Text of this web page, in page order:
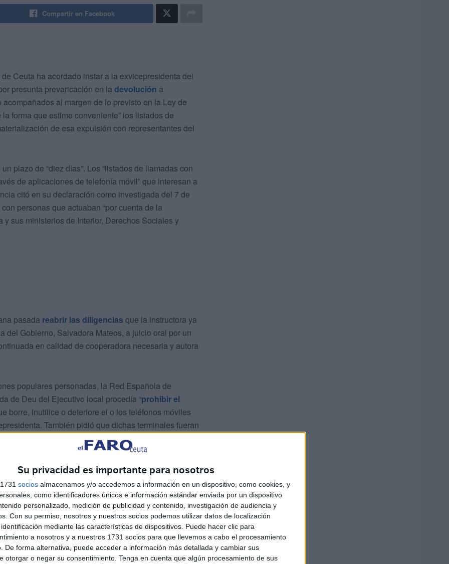
Su privacidad es importante para nosotros
socios almacenamos y/o accedemos a información en un dispositivo, como cookies, y
como identificadores únicos e información estándar enviada por un dispositivo
personalizado, medición de publicidad y contenido, investigación de audiencia y
Con su permiso, nosotros y nuestros socios podemos utilizar datos de localización
mediante las características de dispositivos. Puede hacer clic para
a nosotros y a nuestros 1731 socios para que llevemos a cabo el procesamiento
De forma alternativa, puede acceder a información más detallada y cambiar sus
otorgar o negar su consentimiento. Tenga en cuenta que algún procesamiento de sus
Compartir en Facebook
de Ceuta ha acordado instar a la exvicepresidenta del
presunta prevaricación en la devolución a
al margen de lo previsto en la Ley de
la forma que estime conveniente” los listados de
de esa expulsión con representantes del
plazo de “diez días”. Los “listados de llamadas con
de aplicaciones de telefonía móvil” que interesan a
citó en su declaración como investigada del 7 de
personas que actuaban “por cuenta de la
sus ministerios de Interior, Derechos Sociales y
pasada reabrir las diligencias que la instructora ya
del Gobierno, Salvadora Mateos, a juicio oral por un
en calidad de cooperadora necesaria y autora
populares personadas, la Red Española de
de Deu del Ejecutivo local procedía “prohibir el
borre, inutilice o deteriore el o los teléfonos móviles
También pidió que dichas terminales fueran
diligencia acordada”.
“en los estrictos términos en que fue ordenada por la
imponer “coactivamente” a Deu la obligación de
en general, a colaborar con la investigación”.